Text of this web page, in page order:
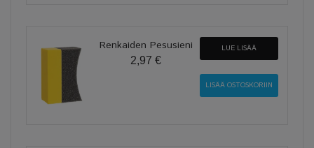
Renkaiden Pesusieni
2,97 €
LUE LISÄÄ